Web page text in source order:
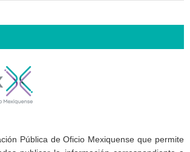
Pública de Oficio Mexiquense que permite